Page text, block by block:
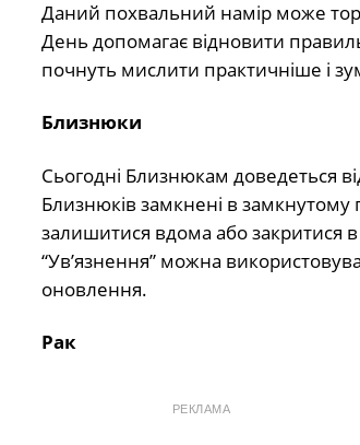
Даний похвальний намір може
День допомагає відновити
почнуть мислити практичніше і
Близнюки
Сьогодні Близнюкам доведеться
Близнюків замкнені в замкнутому
залишитися вдома або закритися
“Ув’язнення” можна
оновлення.
Рак
РЕКЛАМА